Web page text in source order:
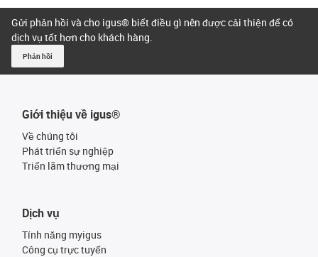
Gửi phản hồi và cho igus® biết điều gì nên được cải thiện để có
dịch vụ tốt hơn cho khách hàng.
Phản hồi
Giới thiệu về igus®
Về chúng tôi
Phát triển sự nghiệp
Triển lãm thương mại
Dịch vụ
Tính năng myigus
Công cụ trực tuyến